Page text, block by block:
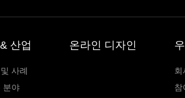
산업
사례
분야
온라인 디자인
회
참